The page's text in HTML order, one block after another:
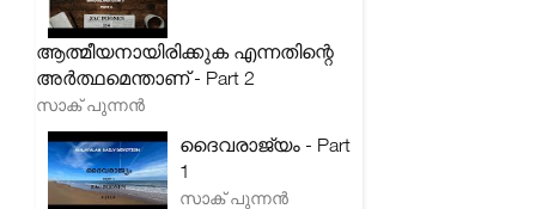
ആത്മീയനായിരിക്കുക എന്നതിന്റെ
അർത്ഥമെന്താണ് - Part 2
സാക് പുന്നൻ
ദൈവരാജ്യം - Part
1
സാക് പുന്നൻ